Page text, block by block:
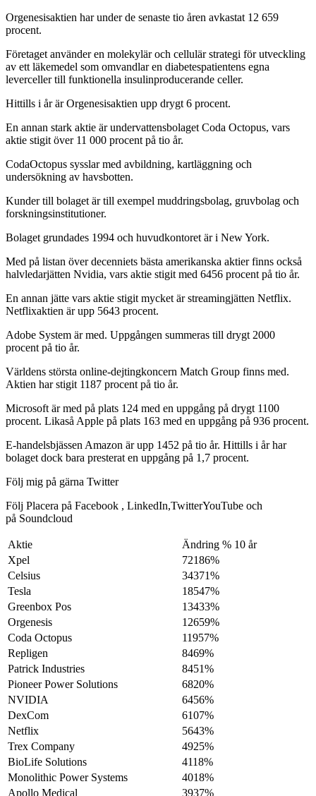
Orgenesisaktien har under de senaste tio åren avkastat 12 659
procent.
Företaget använder en molekylär och cellulär strategi för utveckling
av ett läkemedel som omvandlar en diabetespatientens egna
leverceller till funktionella insulinproducerande celler.
Hittills i år är Orgenesisaktien upp drygt 6 procent.
En annan stark aktie är undervattensbolaget Coda Octopus, vars
aktie stigit över 11 000 procent på tio år.
CodaOctopus sysslar med avbildning, kartläggning och
undersökning av havsbotten.
Kunder till bolaget är till exempel muddringsbolag, gruvbolag och
forskningsinstitutioner.
Bolaget grundades 1994 och huvudkontoret är i New York.
Med på listan över decenniets bästa amerikanska aktier finns också
halvledarjätten Nvidia, vars aktie stigit med 6456 procent på tio år.
En annan jätte vars aktie stigit mycket är streamingjätten Netflix.
Netflixaktien är upp 5643 procent.
Adobe System är med. Uppgången summeras till drygt 2000
procent på tio år.
Världens största online-dejtingkoncern Match Group finns med.
Aktien har stigit 1187 procent på tio år.
Microsoft är med på plats 124 med en uppgång på drygt 1100
procent. Likaså Apple på plats 163 med en uppgång på 936 procent.
E-handelsbjässen Amazon är upp 1452 på tio år. Hittills i år har
bolaget dock bara presterat en uppgång på 1,7 procent.
Följ mig på gärna Twitter
Följ Placera på Facebook , LinkedIn,TwitterYouTube och
på Soundcloud
Aktie
Ändring % 10 år
Xpel
72186%
Celsius
34371%
Tesla
18547%
Greenbox Pos
13433%
Orgenesis
12659%
Coda Octopus
11957%
Repligen
8469%
Patrick Industries
8451%
Pioneer Power Solutions
6820%
NVIDIA
6456%
DexCom
6107%
Netflix
5643%
Trex Company
4925%
BioLife Solutions
4118%
Monolithic Power Systems
4018%
Apollo Medical
3937%